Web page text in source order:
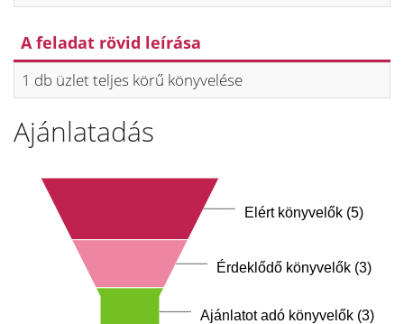
A feladat rövid leírása
1 db üzlet teljes körű könyvelése
Ajánlatadás
Elért könyvelők (5)
Érdeklődő könyvelők (3)
Ajánlatot adó könyvelők (3)